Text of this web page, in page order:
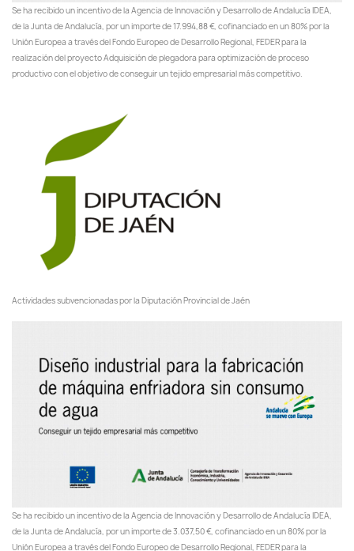
Se ha recibido un incentivo de la Agencia de Innovación y Desarrollo de Andalucía IDEA,
de la Junta de Andalucía, por un importe de 17.994,88 €, cofinanciado en un 80% por la
Unión Europea a través del Fondo Europeo de Desarrollo Regional, FEDER para la
realización del proyecto Adquisición de plegadora para optimización de proceso
productivo con el objetivo de conseguir un tejido empresarial más competitivo.
Actividades subvencionadas por la Diputación Provincial de Jaén
Se ha recibido un incentivo de la Agencia de Innovación y Desarrollo de Andalucía IDEA,
de la Junta de Andalucía, por un importe de 3.037,50 €, cofinanciado en un 80% por la
Unión Europea a través del Fondo Europeo de Desarrollo Regional, FEDER para la